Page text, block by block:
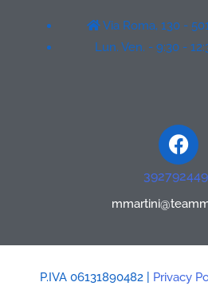
Via Roma, 130 -
Lun. Ven. - 9:30 -
P.IVA 06131890482 | Privacy